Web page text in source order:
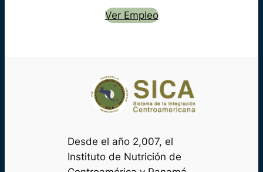
Ver Empleo
Desde el año 2,007, el
Instituto de Nutrición de